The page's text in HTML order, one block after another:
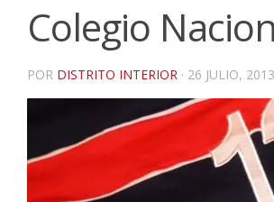
Colegio
POR DISTRITO INTERIOR · 26 JULIO, 2013